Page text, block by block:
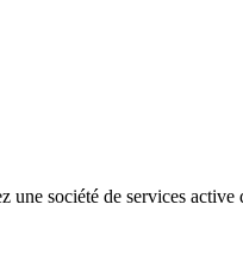
société de services active